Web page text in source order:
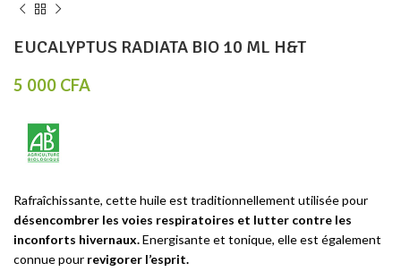
EUCALYPTUS RADIATA BIO 10 ML H&T
5 000 CFA
Rafraîchissante, cette huile est traditionnellement utilisée pour
désencombrer les voies respiratoires et lutter contre les
inconforts hivernaux.Energisante et tonique, elle est également
connue pour revigorer l’esprit.